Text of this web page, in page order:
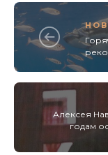
Алексея
годам